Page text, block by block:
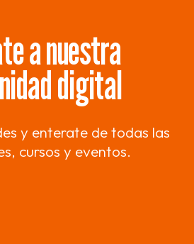
a nuestra
digital
y enterate de todas las
cursos y eventos.